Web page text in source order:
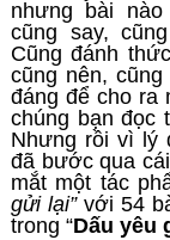
nhưng bài
cũng say,
Cũng đánh
cũng nên,
đáng để cho ra
chúng bạn đọc
Nhưng rồi vì lý
đã bước qua
mắt một tác
gửi lại”với 54
trong “Dấu yêu